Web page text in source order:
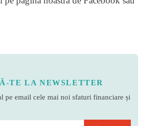
TE LA NEWSLETTER
pe email cele mai noi sfaturi financiare și